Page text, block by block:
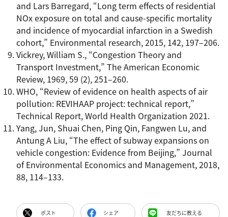
and Lars Barregard, “Long term effects of residential
NOx exposure on total and cause-specific mortality
and incidence of myocardial infarction in a Swedish
cohort,” Environmental research, 2015, 142, 197–206.
Vickrey, William S., “Congestion Theory and
Transport Investment,” The American Economic
Review, 1969, 59 (2), 251–260.
WHO, “Review of evidence on health aspects of air
pollution: REVIHAAP project: technical report,”
Technical Report, World Health Organization 2021.
Yang, Jun, Shuai Chen, Ping Qin, Fangwen Lu, and
Antung A Liu, “The effect of subway expansions on
vehicle congestion: Evidence from Beijing,” Journal
of Environmental Economics and Management, 2018,
88, 114–133.
ポスト シェア 友だちに教える